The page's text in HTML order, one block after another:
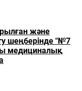
және
шеңберінде "№7
медициналық